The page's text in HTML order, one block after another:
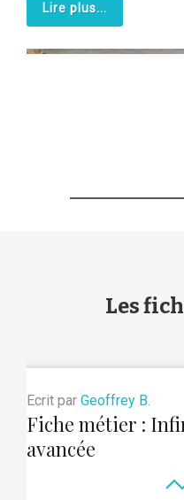
Lire plus...
Les
Ecrit par Geoffrey B.
Fiche métier :
avancée